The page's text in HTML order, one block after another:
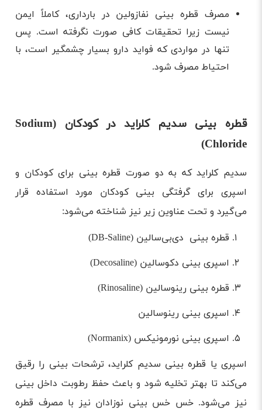
مصرف قطره بینی نفازولین در بارداری، کاملاً ایمن
نیست زیرا تحقیقات کافی صورت نگرفته است. پس
تنها در مواردی که فواید دارو بسیار چشمگیر است، با
احتیاط مصرف شود.
قطره بینی سدیم‌ کلراید در کودکان (Sodium
Chloride)
سدیم کلراید که به دو صورت قطره بینی برای کودکان و
اسپری برای گرفتگی بینی کودکان مورد استفاده قرار
می‌گیرد و تحت عناوین زیر نیز شناخته می‌شود:
قطره‌ بینی دی‌بی‌سالین (DB-Saline)
اسپری بینی دکو‌سالین (Decosaline)
قطره‌ بینی رینوسالین (Rinosaline)
اسپری بینی رینوسالین
اسپری بینی نورمونیکس (Normanix)
اسپری یا قطره بینی سدیم‌ کلراید، ترشحات بینی را رقیق
می‌کند تا بهتر تخلیه شود و باعث حفظ رطوبت داخل بینی
نیز می‌شود. خس خس بینی نوزادان نیز با مصرف قطره